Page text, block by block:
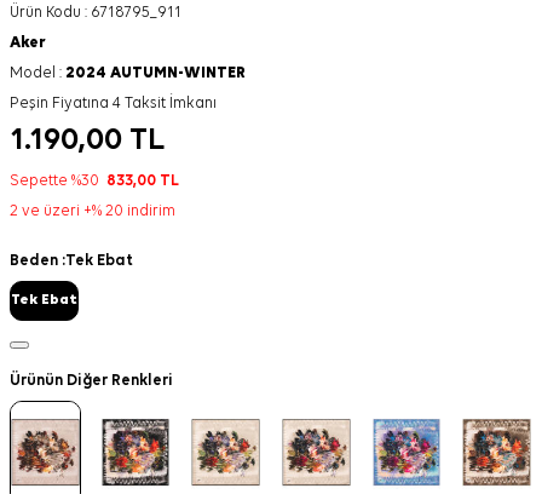
Ürün Kodu : 6718795_911
Aker
Model : 2024 AUTUMN-WINTER
Peşin Fiyatına 4 Taksit İmkanı
1.190,00 TL
Sepette %30 833,00 TL
2 ve üzeri +% 20 indirim
Beden :Tek Ebat
Tek Ebat
Ürünün Diğer Renkleri